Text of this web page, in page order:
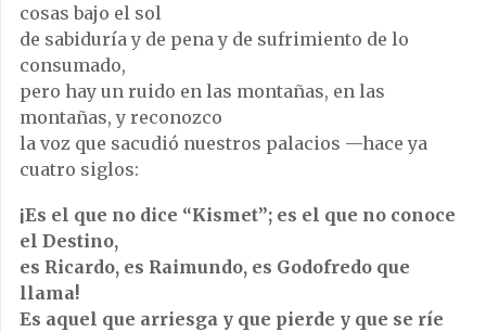
cosas bajo el sol
de sabiduría y de pena y de sufrimiento de lo
consumado,
pero hay un ruido en las montañas, en las
montañas, y reconozco
la voz que sacudió nuestros palacios —hace ya
cuatro siglos:
¡Es el que no dice “Kismet”; es el que no conoce
el Destino,
es Ricardo, es Raimundo, es Godofredo que
llama!
Es aquel que arriesga y que pierde y que se ríe